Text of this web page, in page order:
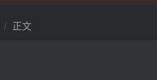
正文